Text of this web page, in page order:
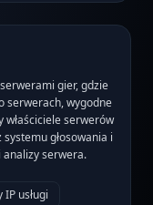
gier, gdzie
serwerach, wygodne
serwerów
głosowania i
analizy serwera.
IP usługi